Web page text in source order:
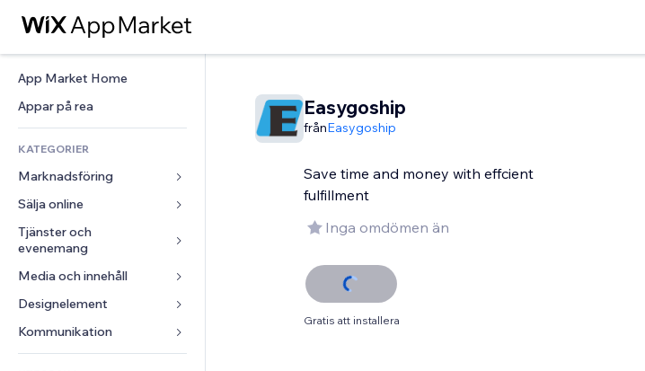
App Market Home
Appar på rea
KATEGORIER
Marknadsföring
Annonser
Mobil
Statistik
Sociala medier
SEO
Interaktioner
Listningar
Sälja online
Appar för butiker
Frakt och leverans
Sälj-knappar
Onlinekurser
Beställtryck
Redovisning
Tjänster och
evenemang
Hotell
Evenemang
Restauranger
Fastigheter
Media och innehåll
Galleri
Musik
Podcasts
Designelement
Kartor och navigering
Integritet och säkerhet
Formulär
Easygoship
frånEasygoship
Save time and money with effcient
fulfillment
Inga omdömen än
Gratis att installera